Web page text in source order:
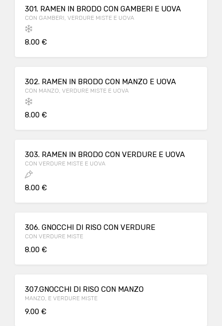
301. RAMEN IN BRODO CON GAMBERI E UOVA
CON GAMBERI, VERDURE MISTE E UOVA
8.00 €
302. RAMEN IN BRODO CON MANZO E UOVA
CON MANZO, VERDURE MISTE E UOVA
8.00 €
303. RAMEN IN BRODO CON VERDURE E UOVA
CON VERDURE MISTE E UOVA
8.00 €
306. GNOCCHI DI RISO CON VERDURE
CON VERDURE MISTE
8.00 €
307.GNOCCHI DI RISO CON MANZO
MANZO, E VERDURE MISTE
9.00 €